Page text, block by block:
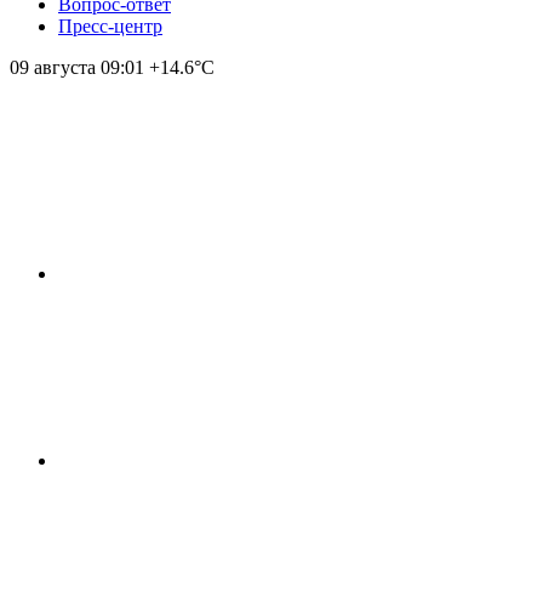
Вопрос-ответ
Пресс-центр
09 августа 09:01 +14.6°С